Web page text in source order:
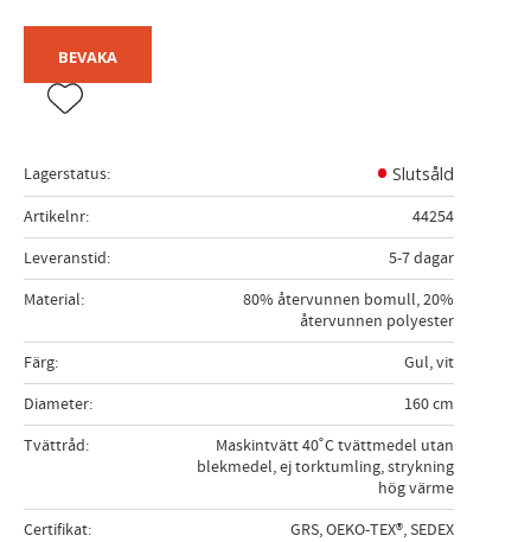
Lägg till i favoriter
BEVAKA
Lagerstatus
Slutsåld
Artikelnr
44254
Leveranstid
5-7 dagar
Material
80% återvunnen bomull, 20%
återvunnen polyester
Färg
Gul, vit
Diameter
160 cm
Tvättråd
Maskintvätt 40˚C tvättmedel utan
blekmedel, ej torktumling, strykning
hög värme
Certifikat
GRS, OEKO-TEX®, SEDEX